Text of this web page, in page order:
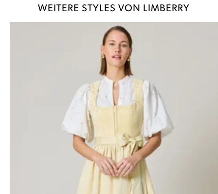
WEITERE STYLES VON LIMBERRY